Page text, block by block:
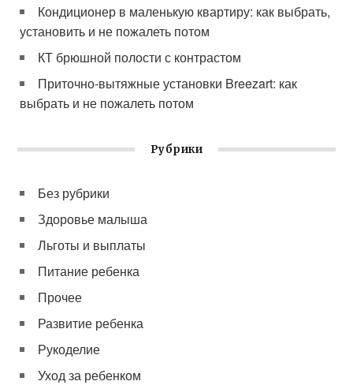
Кондиционер в маленькую квартиру: как выбрать,
установить и не пожалеть потом
КТ брюшной полости с контрастом
Приточно-вытяжные установки Breezart: как
выбрать и не пожалеть потом
Рубрики
Без рубрики
Здоровье малыша
Льготы и выплаты
Питание ребенка
Прочее
Развитие ребенка
Рукоделие
Уход за ребенком